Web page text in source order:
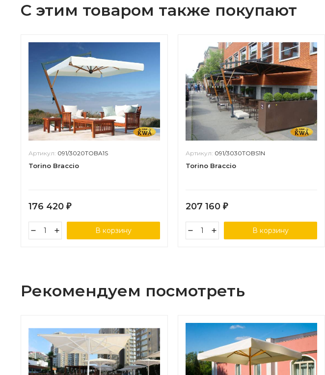
С этим товаром также покупают
Артикул: 091/3020TOBA1S
Torino Braccio
176 420 ₽
В корзину
Артикул: 091/3030TOBS1N
Torino Braccio
207 160 ₽
В корзину
Рекомендуем посмотреть